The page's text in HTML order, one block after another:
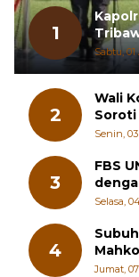
1
Sabtu,
2
Wali
Soroti
RSUD
Senin,
3
FBS
Selasa,
4
Jumat,